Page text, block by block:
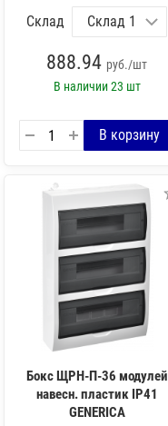
Склад
888.94 руб./шт
В наличии23 шт
Бокс ЩРН-П-36 модулей
навесн. пластик IP41
GENERICA